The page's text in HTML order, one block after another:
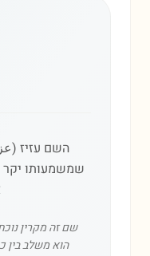
השם עזיז
שמשמעותו יקר
שם זה מקרין
הוא משלב בין